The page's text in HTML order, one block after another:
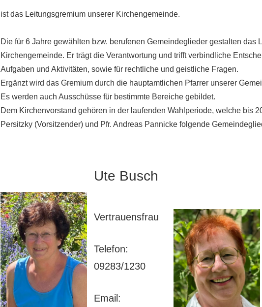
ist das Leitungsgremium unserer Kirchengemeinde.
Die für 6 Jahre gewählten bzw. berufenen Gemeindeglieder gestalten das
Kirchengemeinde. Er trägt die Verantwortung und trifft verbindliche
Aufgaben und Aktivitäten, sowie für rechtliche und geistliche Fragen.
Ergänzt wird das Gremium durch die hauptamtlichen Pfarrer unserer
Es werden auch Ausschüsse für bestimmte Bereiche gebildet.
Dem Kirchenvorstand gehören in der laufenden Wahlperiode, welche bis
Persitzky (Vorsitzender) und Pfr. Andreas Pannicke folgende
Ute Busch
Vertrauensfrau
Telefon:
09283/1230
Email: